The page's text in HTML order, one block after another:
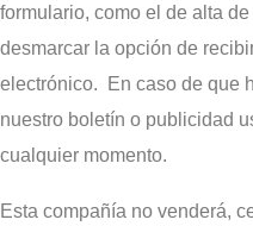
formulario, como el de alta
desmarcar la opción de
electrónico. En caso de que
nuestro boletín o publicidad
cualquier momento.
Esta compañía no venderá,